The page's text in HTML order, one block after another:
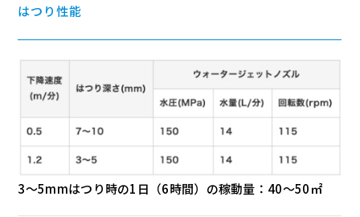
はつり性能
3～5mmはつり時の1日（6時間）の稼動量：40～50㎡